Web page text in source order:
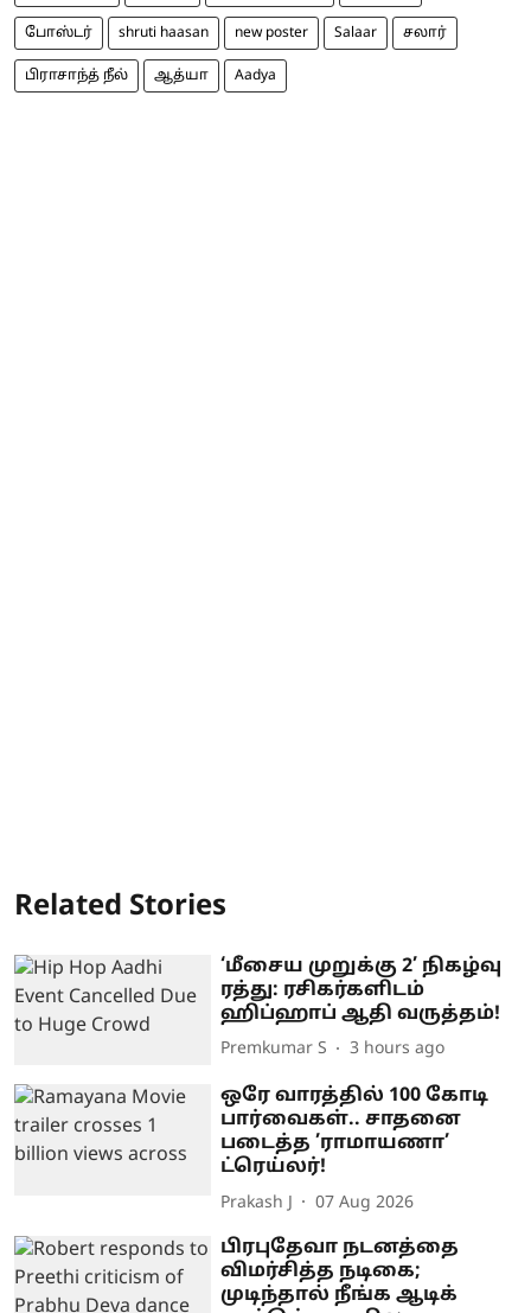
போஸ்டர் shruti haasan new poster Salaar சலார்
பிராசாந்த் நீல் ஆத்யா Aadya
Related Stories
‘மீசைய முறுக்கு 2’ நிகழ்வு
ரத்து: ரசிகர்களிடம்
ஹிப்ஹாப் ஆதி வருத்தம்!
Premkumar S 3 hours ago
ஒரே வாரத்தில் 100 கோடி
பார்வைகள்.. சாதனை
படைத்த ’ராமாயணா’
ட்ரெய்லர்!
Prakash J 07 Aug 2026
பிரபுதேவா நடனத்தை
விமர்சித்த நடிகை;
முடிந்தால் நீங்க ஆடிக்